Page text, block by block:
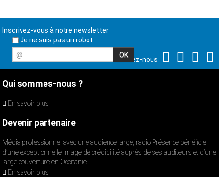
Inscrivez-vous à notre newsletter
Je ne suis pas un robot
@
Suivez-nous
Qui sommes-nous ?
En savoir plus
Devenir partenaire
Média professionnel avec une audience large, radio Présence bénéficie
d’une exceptionnelle image de crédibilité auprès de ses auditeurs et d’une
large couverture en Occitanie.
En savoir plus